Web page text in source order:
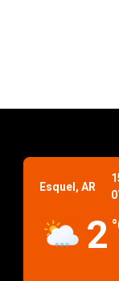
Esquel, AR
2